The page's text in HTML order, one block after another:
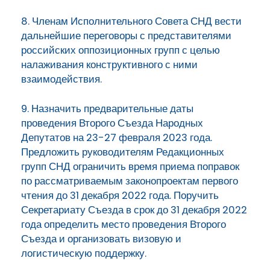
8. Членам Исполнительного Совета СНД вести
дальнейшие переговоры с представителями
российских оппозиционных групп с целью
налаживания конструктивного с ними
взаимодействия.
9. Назначить предварительные даты
проведения Второго Съезда Народных
Депутатов на 23-27 февраля 2023 года.
Предложить руководителям Редакционных
групп СНД ограничить время приема поправок
по рассматриваемым законопроектам первого
чтения до 31 декабря 2022 года. Поручить
Секретариату Съезда в срок до 31 декабря 2022
года определить место проведения Второго
Съезда и организовать визовую и
логистическую поддержку.